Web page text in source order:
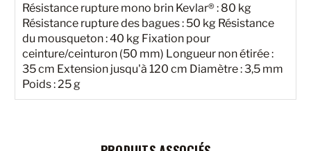
Résistance rupture mono brin Kevlar® : 80 kg
Résistance rupture des bagues : 50 kg Résistance
du mousqueton : 40 kg Fixation pour
ceinture/ceinturon (50 mm) Longueur non étirée :
35 cm Extension jusqu'à 120 cm Diamètre : 3,5 mm
Poids : 25 g